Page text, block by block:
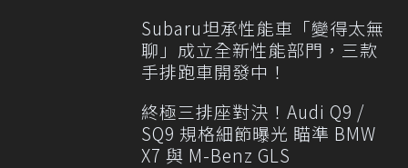
Subaru坦承性能車「變得太無
聊」成立全新性能部門，三款
手排跑車開發中！
終極三排座對決！Audi Q9 /
SQ9 規格細節曝光 瞄準 BMW
X7 與 M-Benz GLS